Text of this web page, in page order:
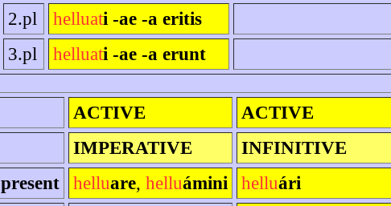
2.pl
helluati -ae -a eritis
3.pl
helluati -ae -a erunt
ACTIVE
ACTIVE
IMPERATIVE
INFINITIVE
present
helluare, helluámini helluári